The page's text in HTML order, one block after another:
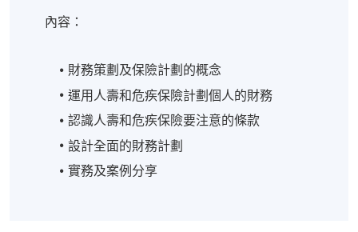
法、財產法等的法律意見。她的業務亦包括草擬各類
東協議、認股權協議、僱傭合約、代理協議、服務協
議、合作協議、備忘錄、合資協議等，同時她亦提供
有關符合上市要求的法律文件、收購與合併等商業議
梁律師持有英國曼徹斯特大都會大學的法學學士及北
內容：
財務策劃及保險計劃的概念
運用人壽和危疾保險計劃個人的財務
認識人壽和危疾保險要注意的條款
設計全面的財務計劃
實務及案例分享